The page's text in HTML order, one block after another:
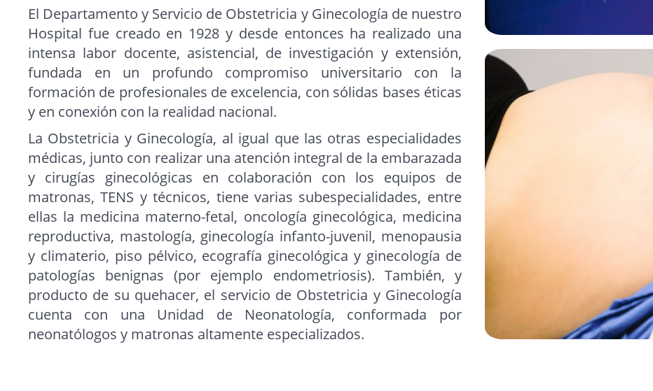
El Departamento y Servicio de Obstetricia y Ginecología de nuestro
Hospital fue creado en 1928 y desde entonces ha realizado una
intensa labor docente, asistencial, de investigación y extensión,
fundada en un profundo compromiso universitario con la
formación de profesionales de excelencia, con sólidas bases éticas
y en conexión con la realidad nacional.
La Obstetricia y Ginecología, al igual que las otras especialidades
médicas, junto con realizar una atención integral de la embarazada
y cirugías ginecológicas en colaboración con los equipos de
matronas, TENS y técnicos, tiene varias subespecialidades, entre
ellas la medicina materno-fetal, oncología ginecológica, medicina
reproductiva, mastología, ginecología infanto-juvenil, menopausia
y climaterio, piso pélvico, ecografía ginecológica y ginecología de
patologías benignas (por ejemplo endometriosis). También, y
producto de su quehacer, el servicio de Obstetricia y Ginecología
cuenta con una Unidad de Neonatología, conformada por
neonatólogos y matronas altamente especializados.